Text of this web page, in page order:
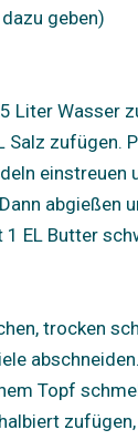
geben)
Liter Wasser
Salz zufügen.
einstreuen
abgießen
EL Butter
trocken
abschneiden.
Topf